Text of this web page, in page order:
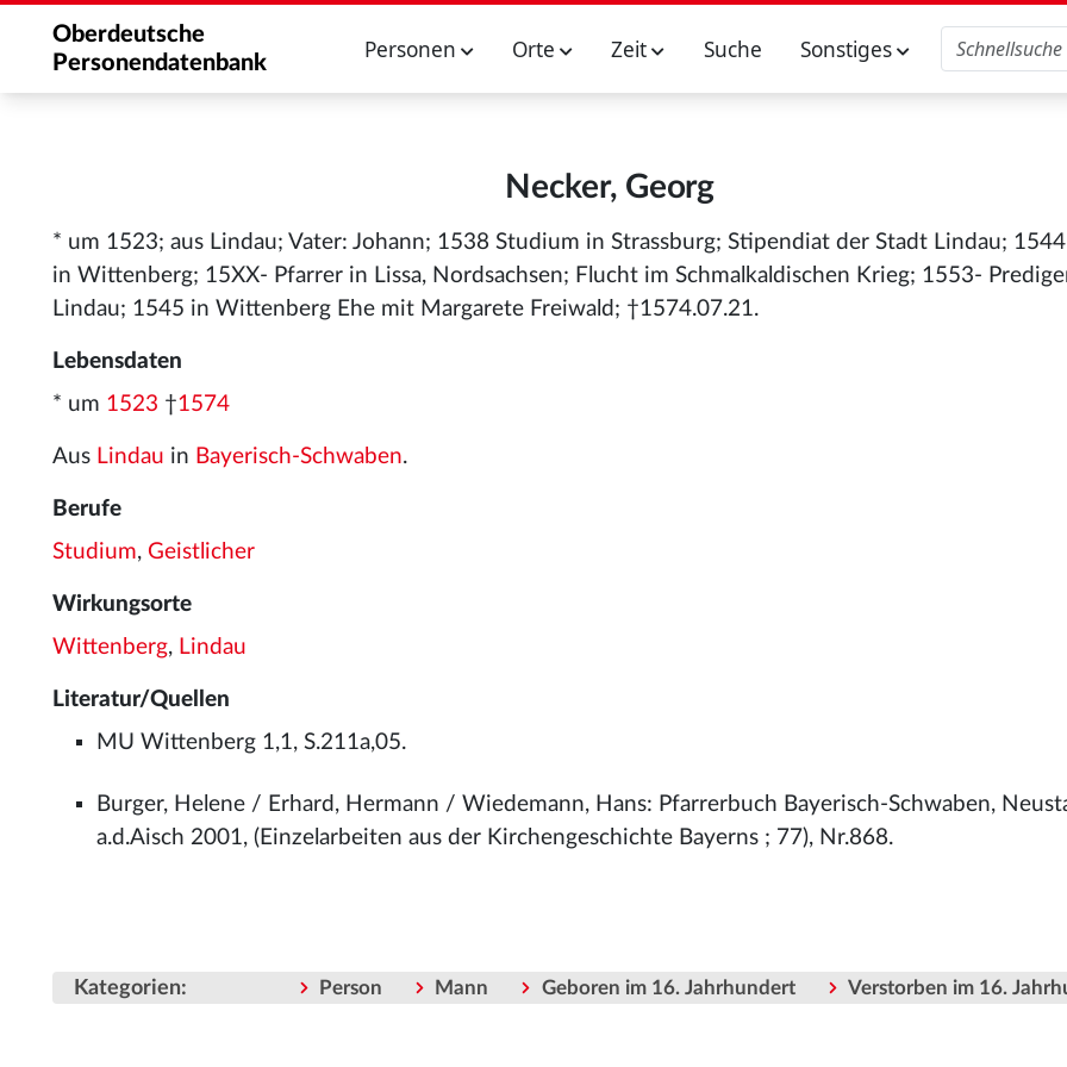
Oberdeutsche
Personendatenbank
Personen Orte Zeit Suche Sonstiges
Necker, Georg
* um 1523; aus Lindau; Vater: Johann; 1538 Studium in Strassburg; Stipendiat der Stadt Lindau;
in Wittenberg; 15XX- Pfarrer in Lissa, Nordsachsen; Flucht im Schmalkaldischen Krieg; 1553-
Lindau; 1545 in Wittenberg Ehe mit Margarete Freiwald; †1574.07.21.
Lebensdaten
* um 1523 †1574
Aus Lindau in Bayerisch-Schwaben.
Berufe
Studium, Geistlicher
Wirkungsorte
Wittenberg, Lindau
Literatur/Quellen
MU Wittenberg 1,1, S.211a,05.
Burger, Helene / Erhard, Hermann / Wiedemann, Hans: Pfarrerbuch Bayerisch-Schwaben,
a.d.Aisch 2001, (Einzelarbeiten aus der Kirchengeschichte Bayerns ; 77), Nr.868.
Kategorien: Person Mann Geboren im 16. Jahrhundert Verstorben im 16.